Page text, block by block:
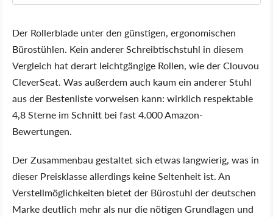
Der Rollerblade unter den günstigen, ergonomischen
Bürostühlen. Kein anderer Schreibtischstuhl in diesem
Vergleich hat derart leichtgängige Rollen, wie der Clouvou
CleverSeat. Was außerdem auch kaum ein anderer Stuhl
aus der Bestenliste vorweisen kann: wirklich respektable
4,8 Sterne im Schnitt bei fast 4.000 Amazon-
Bewertungen.
Der Zusammenbau gestaltet sich etwas langwierig, was in
dieser Preisklasse allerdings keine Seltenheit ist. An
Verstellmöglichkeiten bietet der Bürostuhl der deutschen
Marke deutlich mehr als nur die nötigen Grundlagen und